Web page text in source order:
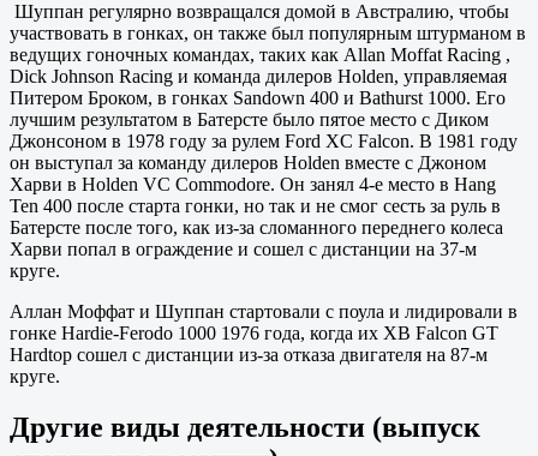
Шуппан регулярно возвращался домой в Австралию, чтобы
участвовать в гонках, он также был популярным штурманом в
ведущих гоночных командах, таких как Allan Moffat Racing ,
Dick Johnson Racing и команда дилеров Holden, управляемая
Питером Броком, в гонках Sandown 400 и Bathurst 1000. Его
лучшим результатом в Батерсте было пятое место с Диком
Джонсоном в 1978 году за рулем Ford XC Falcon. В 1981 году
он выступал за команду дилеров Holden вместе с Джоном
Харви в Holden VC Commodore. Он занял 4-е место в Hang
Ten 400 после старта гонки, но так и не смог сесть за руль в
Батерсте после того, как из-за сломанного переднего колеса
Харви попал в ограждение и сошел с дистанции на 37-м
круге.
Аллан Моффат и Шуппан стартовали с поула и лидировали в
гонке Hardie-Ferodo 1000 1976 года, когда их XB Falcon GT
Hardtop сошел с дистанции из-за отказа двигателя на 87-м
круге.
Другие виды деятельности (выпуск